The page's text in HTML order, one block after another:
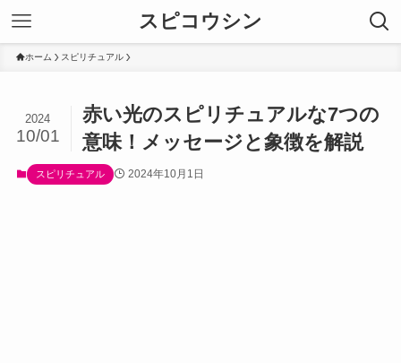
スピコウシン
ホーム スピリチュアル
赤い光のスピリチュアルな7つの
意味！メッセージと象徴を解説
2024
10/01
スピリチュアル 2024年10月1日